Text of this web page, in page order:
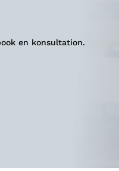
en konsultation.